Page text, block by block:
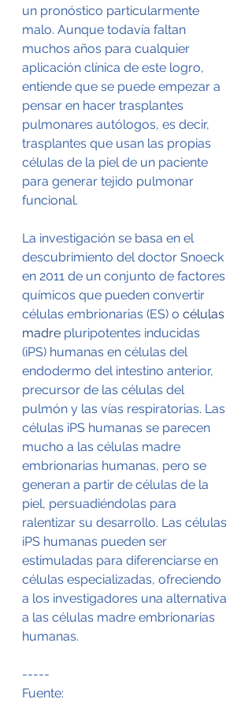
un pronóstico particularmente
malo. Aunque todavía faltan
muchos años para cualquier
aplicación clínica de este logro,
entiende que se puede empezar a
pensar en hacer trasplantes
pulmonares autólogos, es decir,
trasplantes que usan las propias
células de la piel de un paciente
para generar tejido pulmonar
funcional.
La investigación se basa en el
descubrimiento del doctor Snoeck
en 2011 de un conjunto de factores
químicos que pueden convertir
células embrionarias (ES) o células
madre pluripotentes inducidas
(iPS) humanas en células del
endodermo del intestino anterior,
precursor de las células del
pulmón y las vías respiratorias. Las
células iPS humanas se parecen
mucho a las células madre
embrionarias humanas, pero se
generan a partir de células de la
piel, persuadiéndolas para
ralentizar su desarrollo. Las células
iPS humanas pueden ser
estimuladas para diferenciarse en
células especializadas, ofreciendo
a los investigadores una alternativa
a las células madre embrionarias
humanas.
-----
Fuente: